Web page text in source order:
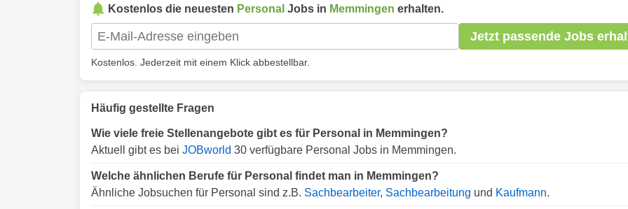
Kostenlos die neuesten Personal Jobs in Memmingen erhalten.
Jetzt passende Jobs
Kostenlos. Jederzeit mit einem Klick abbestellbar.
Häufig gestellte Fragen
Wie viele freie Stellenangebote gibt es für Personal in Memmingen?
Aktuell gibt es bei JOBworld 30 verfügbare Personal Jobs in Memmingen.
Welche ähnlichen Berufe für Personal findet man in Memmingen?
Ähnliche Jobsuchen für Personal sind z.B. Sachbearbeiter, Sachbearbeitung und Kaufmann.